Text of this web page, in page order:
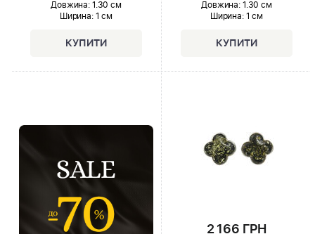
Довжина: 1.30 см
Ширина: 1 см
Довжина: 1.30 см
Ширина: 1 см
2 166 ГРН